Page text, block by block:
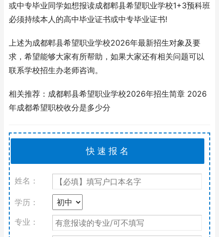
或中专毕业同学如想报读成都郫县希望职业学校1+3预科班
必须持续本人的高中毕业证书或中专毕业证书!
上述为成都郫县希望职业学校2026年最新招生对象及要
求，希望能够大家有所帮助，如果大家还有相关问题可以
联系学校招生办老师咨询。
相关推荐：成都郫县希望职业学校2026年招生简章 2026
年成都希望职校收分是多少分
姓名：
学历：
专业：